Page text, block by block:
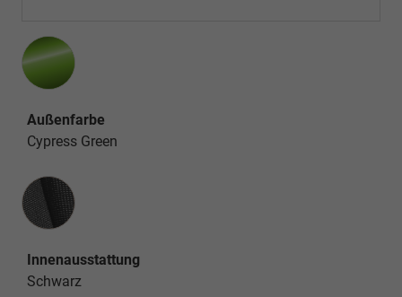
Außenfarbe
Cypress Green
Innenausstattung
Innenausstattung
Schwarz